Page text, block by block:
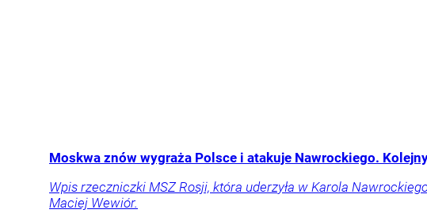
Moskwa znów wygraża Polsce i atakuje Nawrockiego.
Wpis rzeczniczki MSZ Rosji, która uderzyła w Karola
Maciej Wewiór.